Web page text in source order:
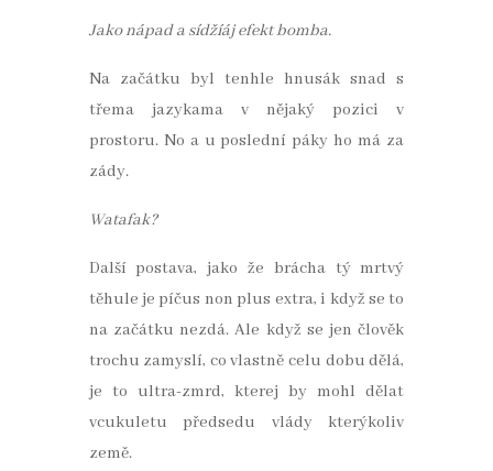
Jako nápad a sídžíáj efekt bomba.
Na začátku byl tenhle hnusák snad s
třema jazykama v nějaký pozici v
prostoru. No a u poslední páky ho má za
zády.
Watafak?
Další postava, jako že brácha tý mrtvý
těhule je píčus non plus extra, i když se to
na začátku nezdá. Ale když se jen člověk
trochu zamyslí, co vlastně celu dobu dělá,
je to ultra-zmrd, kterej by mohl dělat
vcukuletu předsedu vlády kterýkoliv
země.